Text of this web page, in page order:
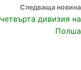
дивизия на
Полша